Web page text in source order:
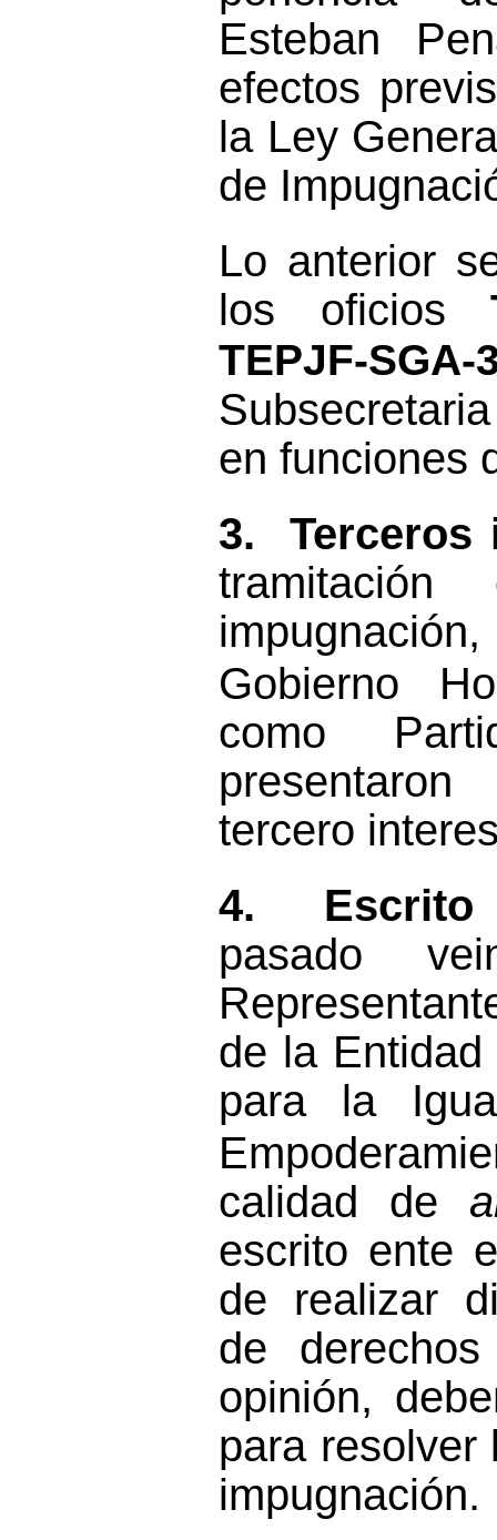
Esteban
efectos
la Ley
de
Lo anterior
los
oficios
TEPJF-SGA-
Subsecretaria
en funciones
3.
Terceros
Gobierno
como
tercero
4.
pasado
de la
para la
calidad de
escrito ente
de realizar
de
opinión,
para resolver
impugnación.